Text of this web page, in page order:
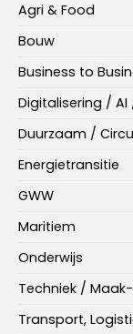
Agri & Food
Bouw
Business to
Digitalisering /
Duurzaam /
Energietransitie
GWW
Maritiem
Onderwijs
Techniek /
Transport,